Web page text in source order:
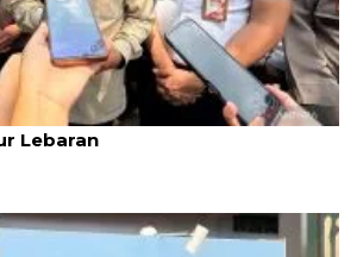
pemda potensi kenaikan
Lebaran